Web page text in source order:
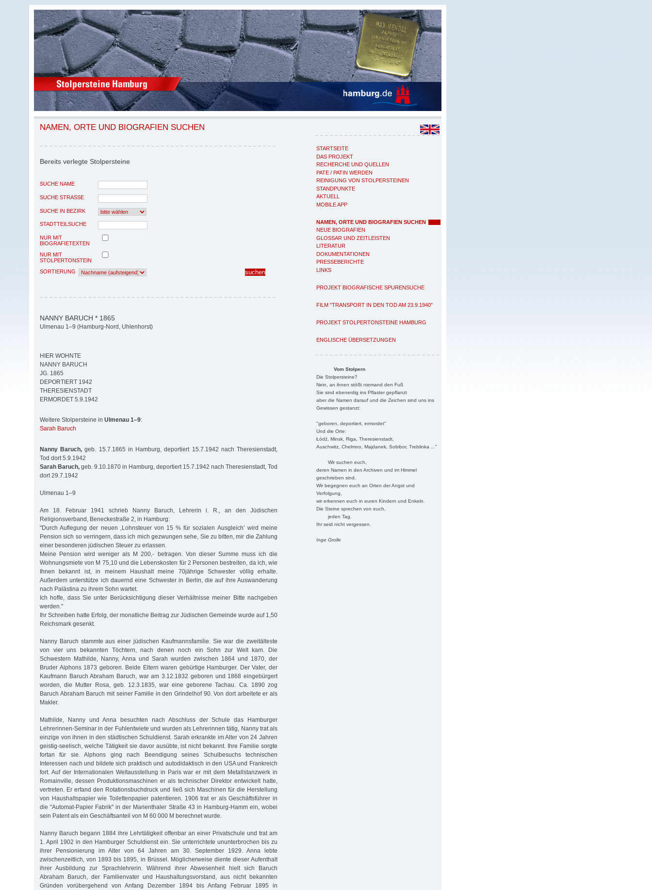
STARTSEITE
DAS PROJEKT
RECHERCHE UND QUELLEN
PATE / PATIN WERDEN
REINIGUNG VON STOLPERSTEINEN
STANDPUNKTE
AKTUELL
MOBILE APP
NAMEN, ORTE UND BIOGRAFIEN SUCHEN
NEUE BIOGRAFIEN
GLOSSAR UND ZEITLEISTEN
LITERATUR
DOKUMENTATIONEN
PRESSEBERICHTE
LINKS
PROJEKT BIOGRAFISCHE SPURENSUCHE
FILM "TRANSPORT IN DEN TOD AM 23.9.1940"
PROJEKT STOLPERTONSTEINE HAMBURG
ENGLISCHE ÜBERSETZUNGEN
Vom Stolpern
Die Stolpersteine?
Nein, an ihnen stößt niemand den Fuß
Sie sind ebenerdig ins Pflaster gepflanzt
aber die Namen darauf und die Zeichen sind uns ins
Gewissen gestanzt:
"geboren, deportiert, ermordet"
Und die Orte:
Łódź, Minsk, Riga, Theresienstadt,
Auschwitz, Chelmno, Majdanek, Sobibor, Treblinka ..."
Wir suchen euch,
deren Namen in den Archiven und im Himmel
geschrieben sind.
Wir begegnen euch an Orten der Angst und
Verfolgung,
wir erkennen euch in euren Kindern und Enkeln.
Die Steine sprechen von euch,
jeden Tag.
Ihr seid nicht vergessen.
Inge Grolle
NAMEN, ORTE UND BIOGRAFIEN SUCHEN
Bereits verlegte Stolpersteine
SUCHE NAME
SUCHE STRASSE
SUCHE IN BEZIRK
STADTTEILSUCHE
NUR MIT
BIOGRAFIETEXTEN
NUR MIT
STOLPERTONSTEIN
SORTIERUNG
NANNY BARUCH * 1865
Ulmenau 1–9 (Hamburg-Nord, Uhlenhorst)
HIER WOHNTE
NANNY BARUCH
JG. 1865
DEPORTIERT 1942
THERESIENSTADT
ERMORDET 5.9.1942
Weitere Stolpersteine in Ulmenau 1–9:
Sarah Baruch
Nanny Baruch, geb. 15.7.1865 in Hamburg, deportiert 15.7.1942 nach Theresienstadt,
Tod dort 5.9.1942
Sarah Baruch, geb. 9.10.1870 in Hamburg, deportiert 15.7.1942 nach Theresienstadt, Tod
dort 29.7.1942
Ulmenau 1–9
Am 18. Februar 1941 schrieb Nanny Baruch, Lehrerin i. R., an den Jüdischen
Religionsverband, Beneckestraße 2, in Hamburg:
"Durch Auflegung der neuen ‚Lohnsteuer von 15 % für sozialen Ausgleich’ wird meine
Pension sich so verringern, dass ich mich gezwungen sehe, Sie zu bitten, mir die Zahlung
einer besonderen jüdischen Steuer zu erlassen.
Meine Pension wird weniger als M 200,- betragen. Von dieser Summe muss ich die
Wohnungsmiete von M 75,10 und die Lebenskosten für 2 Personen bestreiten, da ich, wie
Ihnen bekannt ist, in meinem Haushalt meine 70jährige Schwester völlig erhalte.
Außerdem unterstütze ich dauernd eine Schwester in Berlin, die auf ihre Auswanderung
nach Palästina zu ihrem Sohn wartet.
Ich hoffe, dass Sie unter Berücksichtigung dieser Verhältnisse meiner Bitte nachgeben
werden."
Ihr Schreiben hatte Erfolg, der monatliche Beitrag zur Jüdischen Gemeinde wurde auf 1,50
Reichsmark gesenkt.
Nanny Baruch stammte aus einer jüdischen Kaufmannsfamilie. Sie war die zweitälteste
von vier uns bekannten Töchtern, nach denen noch ein Sohn zur Welt kam. Die
Schwestern Mathilde, Nanny, Anna und Sarah wurden zwischen 1864 und 1870, der
Bruder Alphons 1873 geboren. Beide Eltern waren gebürtige Hamburger. Der Vater, der
Kaufmann Baruch Abraham Baruch, war am 3.12.1832 geboren und 1868 eingebürgert
worden, die Mutter Rosa, geb. 12.3.1835, war eine geborene Tachau. Ca. 1890 zog
Baruch Abraham Baruch mit seiner Familie in den Grindelhof 90. Von dort arbeitete er als
Makler.
Mathilde, Nanny und Anna besuchten nach Abschluss der Schule das Hamburger
Lehrerinnen-Seminar in der Fuhlentwiete und wurden als Lehrerinnen tätig, Nanny trat als
einzige von ihnen in den städtischen Schuldienst. Sarah erkrankte im Alter von 24 Jahren
geistig-seelisch, welche Tätigkeit sie davor ausübte, ist nicht bekannt. Ihre Familie sorgte
fortan für sie. Alphons ging nach Beendigung seines Schulbesuchs technischen
Interessen nach und bildete sich praktisch und autodidaktisch in den USA und Frankreich
fort. Auf der Internationalen Weltausstellung in Paris war er mit dem Metallstanzwerk in
Romainville, dessen Produktionsmaschinen er als technischer Direktor entwickelt hatte,
vertreten. Er erfand den Rotationsbuchdruck und ließ sich Maschinen für die Herstellung
von Haushaltspapier wie Toilettenpapier patentieren. 1906 trat er als Geschäftsführer in
die "Automat-Papier Fabrik" in der Marienthaler Straße 43 in Hamburg-Hamm ein, wobei
sein Patent als ein Geschäftsanteil von M 60 000 M berechnet wurde.
Nanny Baruch begann 1884 ihre Lehrtätigkeit offenbar an einer Privatschule und trat am
1. April 1902 in den Hamburger Schuldienst ein. Sie unterrichtete ununterbrochen bis zu
ihrer Pensionierung im Alter von 64 Jahren am 30. September 1929. Anna lebte
zwischenzeitlich, von 1893 bis 1895, in Brüssel. Möglicherweise diente dieser Aufenthalt
ihrer Ausbildung zur Sprachlehrerin. Während ihrer Abwesenheit hielt sich Baruch
Abraham Baruch, der Familienvater und Haushaltungsvorstand, aus nicht bekannten
Gründen vorübergehend von Anfang Dezember 1894 bis Anfang Februar 1895 in